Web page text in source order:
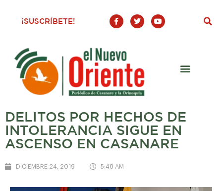
¡SUSCRÍBETE!
F
a
c
o
o
-
T
w
i
Y
o
u
DELITOS POR HECHOS DE
INTOLERANCIA SIGUE EN
ASCENSO EN CASANARE
DICIEMBRE 24, 2019 5:48 AM